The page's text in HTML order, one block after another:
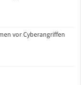
vor Cyberangriffen